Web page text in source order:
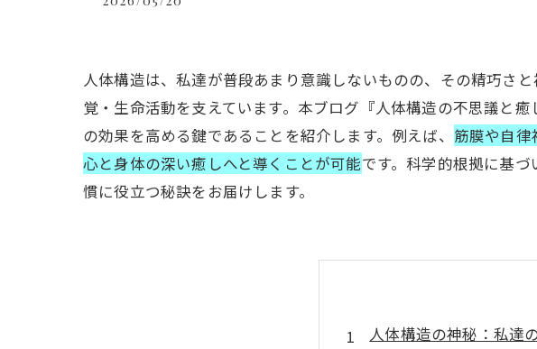
人体構造は、私達が普段あまり意識しないものの、その精巧さ
覚・生命活動を支えています。本ブログ『人体構造の不思議と
の効果を高める鍵であることを紹介します。例えば、 筋膜や自律
心と身体の深い癒しへと導くことが可能です。科学的根拠に基
慣に役立つ秘訣をお届けします。
人体構造の神秘：私達